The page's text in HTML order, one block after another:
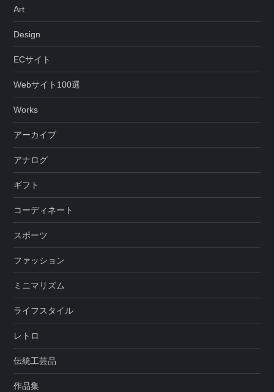
Art
Design
ECサイト
Webサイト100選
Works
アーカイブ
アナログ
ギフト
コーディネート
スポーツ
ファッション
ミニマリズム
ライフスタイル
レトロ
伝統工芸品
作品集